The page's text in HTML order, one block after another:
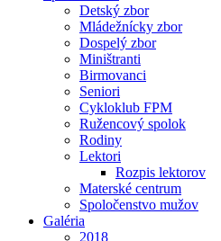
Detský zbor
Mládežnícky zbor
Dospelý zbor
Miništranti
Birmovanci
Seniori
Cykloklub FPM
Ružencový spolok
Rodiny
Lektori
Rozpis lektorov
Materské centrum
Spoločenstvo mužov
Galéria
2018